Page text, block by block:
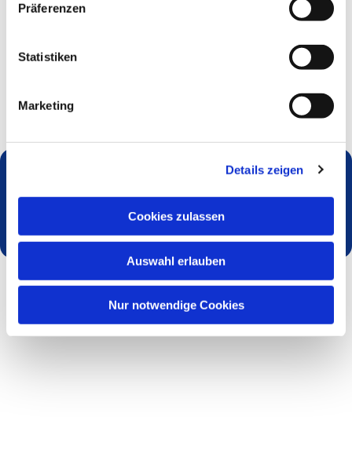
Präferenzen
Statistiken
Marketing
Details zeigen
Cookies zulassen
Auswahl erlauben
Nur notwendige Cookies
Dies könnte Sie auch interessieren